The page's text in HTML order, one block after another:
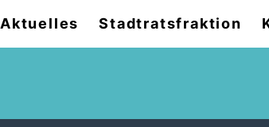
Aktuelles Stadtratsfraktion